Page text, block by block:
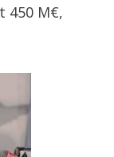
450 M€,